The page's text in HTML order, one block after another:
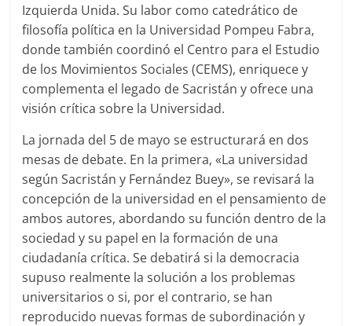
Izquierda Unida. Su labor como catedrático de
filosofía política en la Universidad Pompeu Fabra,
donde también coordinó el Centro para el Estudio
de los Movimientos Sociales (CEMS), enriquece y
complementa el legado de Sacristán y ofrece una
visión crítica sobre la Universidad.
La jornada del 5 de mayo se estructurará en dos
mesas de debate. En la primera, «La universidad
según Sacristán y Fernández Buey», se revisará la
concepción de la universidad en el pensamiento de
ambos autores, abordando su función dentro de la
sociedad y su papel en la formación de una
ciudadanía crítica. Se debatirá si la democracia
supuso realmente la solución a los problemas
universitarios o si, por el contrario, se han
reproducido nuevas formas de subordinación y